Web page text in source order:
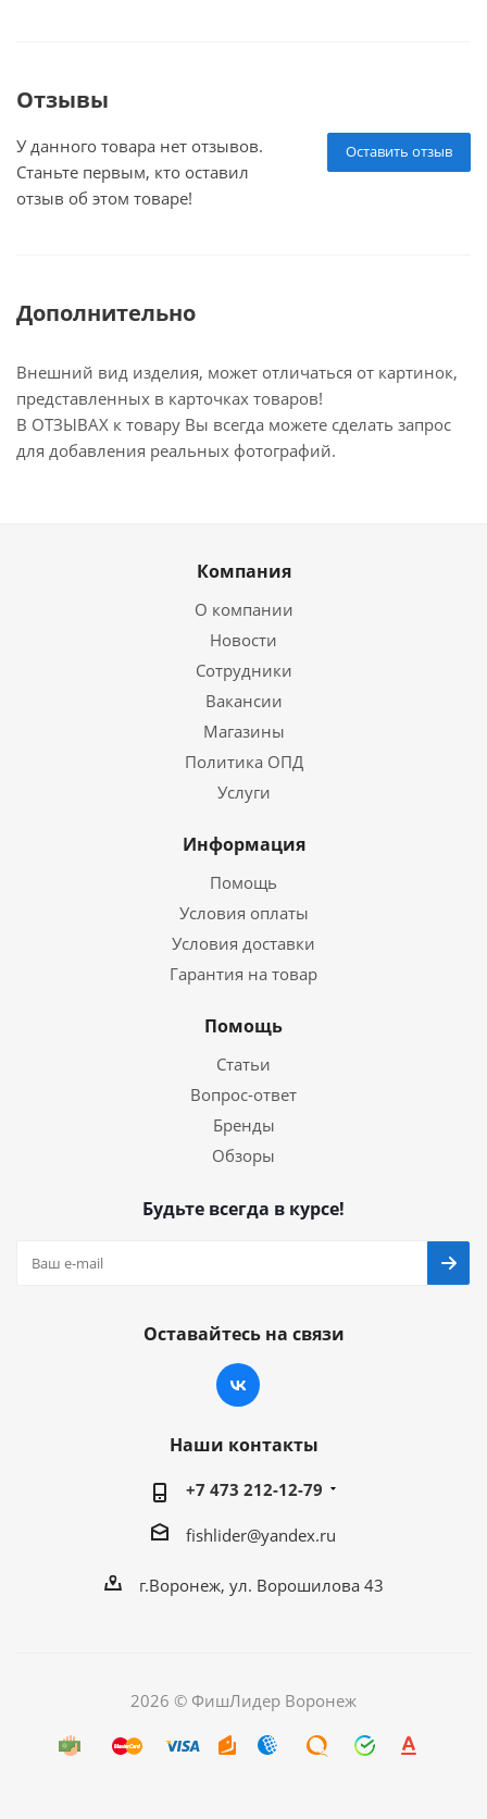
Отзывы
Оставить отзыв
У данного товара нет отзывов.
Станьте первым, кто оставил
отзыв об этом товаре!
Дополнительно
Внешний вид изделия, может отличаться от картинок,
представленных в карточках товаров!
В ОТЗЫВАХ к товару Вы всегда можете сделать запрос
для добавления реальных фотографий.
Компания
О компании
Новости
Сотрудники
Вакансии
Магазины
Политика ОПД
Услуги
Информация
Помощь
Условия оплаты
Условия доставки
Гарантия на товар
Помощь
Статьи
Вопрос-ответ
Бренды
Обзоры
Будьте всегда в курсе!
Оставайтесь на связи
Наши контакты
+7 473 212-12-79
fishlider@yandex.ru
г.Воронеж, ул. Ворошилова 43
2026 © ФишЛидер Воронеж